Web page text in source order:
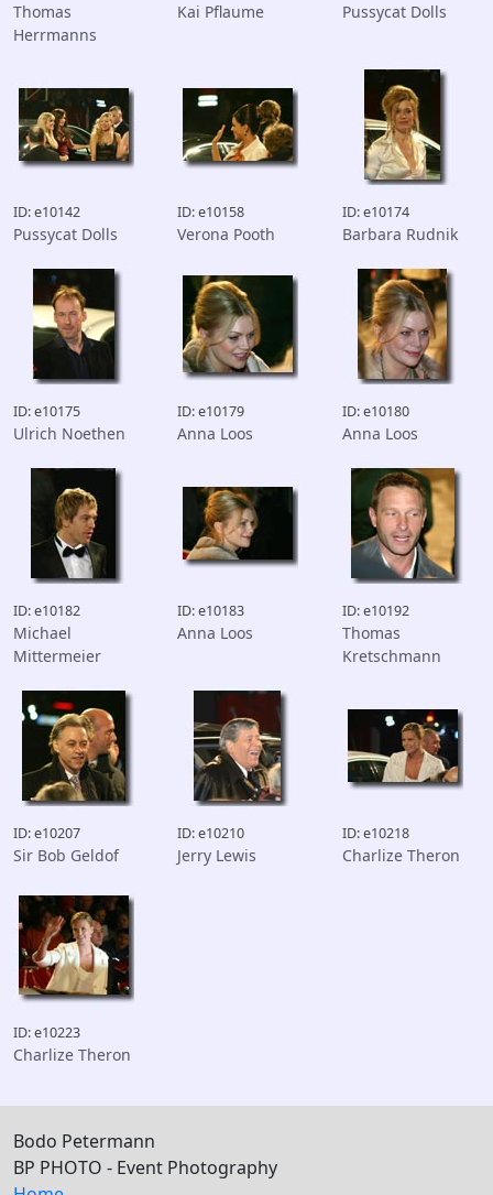
Thomas
Herrmanns
Kai Pflaume Pussycat Dolls
ID: e10142
Pussycat Dolls
ID: e10158
Verona Pooth
ID: e10174
Barbara Rudnik
ID: e10175
Ulrich Noethen
ID: e10179
Anna Loos
ID: e10180
Anna Loos
ID: e10182
Michael
Mittermeier
ID: e10183
Anna Loos
ID: e10192
Thomas
Kretschmann
ID: e10207
Sir Bob Geldof
ID: e10210
Jerry Lewis
ID: e10218
Charlize Theron
ID: e10223
Charlize Theron
Bodo Petermann
BP PHOTO - Event Photography